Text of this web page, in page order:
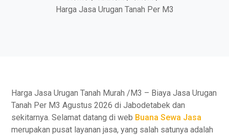
Harga Jasa Urugan Tanah Per M3
Harga Jasa Urugan Tanah Murah /M3 – Biaya Jasa Urugan
Tanah Per M3 Agustus 2026 di Jabodetabek dan
sekitarnya. Selamat datang di web Buana Sewa Jasa
merupakan pusat layanan jasa, yang salah satunya adalah